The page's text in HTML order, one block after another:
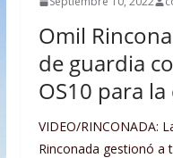
Omil
de guardia
OS10 para
VIDEO/RINCONADA:
Rinconada gestionó a